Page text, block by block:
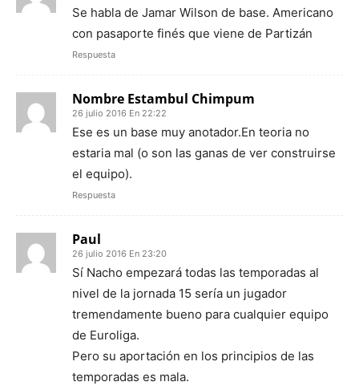
Se habla de Jamar Wilson de base. Americano
con pasaporte finés que viene de Partizán
Respuesta
Nombre Estambul Chimpum
26 julio 2016 En 22:22
Ese es un base muy anotador.En teoria no
estaria mal (o son las ganas de ver construirse
el equipo).
Respuesta
Paul
26 julio 2016 En 23:20
Sí Nacho empezará todas las temporadas al
nivel de la jornada 15 sería un jugador
tremendamente bueno para cualquier equipo
de Euroliga.
Pero su aportación en los principios de las
temporadas es mala.